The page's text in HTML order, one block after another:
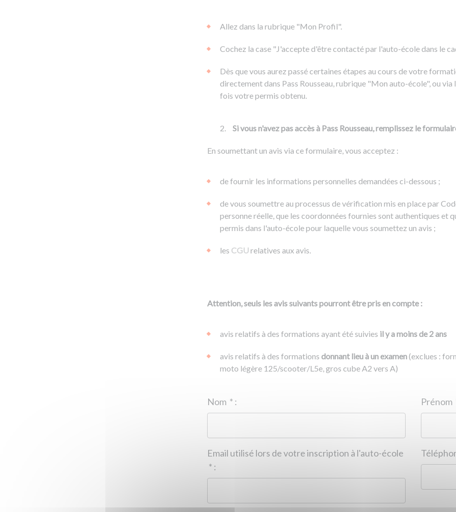
Allez dans la rubrique "Mon Profil".
Cochez la case "J'accepte d'être contacté par l'auto-école dans le
Dès que vous aurez passé certaines étapes au cours de votre
directement dans Pass Rousseau, rubrique "Mon auto-école", ou
fois votre permis obtenu.
Si vous n'avez pas accès à Pass Rousseau, remplissez le
En soumettant un avis via ce formulaire, vous acceptez :
de fournir les informations personnelles demandées ci-dessous ;
de vous soumettre au processus de vérification mis en place par
personne réelle, que les coordonnées fournies sont authentiques et
permis dans l'auto-école pour laquelle vous soumettez un avis ;
les CGUrelatives aux avis.
Attention, seuls les avis suivants pourront être pris en compte :
avis relatifs à des formations ayant été suivies il y a moins de 2 ans
avis relatifs à des formations donnant lieu à un examen(exclues :
moto légère 125/scooter/L5e, gros cube A2 vers A)
* :
Email utilisé lors de votre inscription à l'auto-école
* :